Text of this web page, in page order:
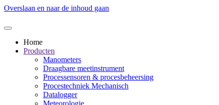
Overslaan en naar de inhoud gaan
Home
Producten
Manometers
Draagbare meetinstrument
Processensoren & procesbeheersing
Procestechniek Mechanisch
Datalogger
Meteorologie